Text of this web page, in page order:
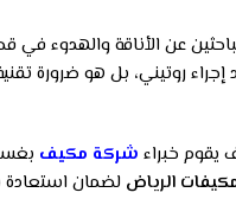
عن الأناقة والهدوء
روتيني، بل هو ضرورة
يقوم خبراء شركة مكيف
الرياض لضمان استعادة